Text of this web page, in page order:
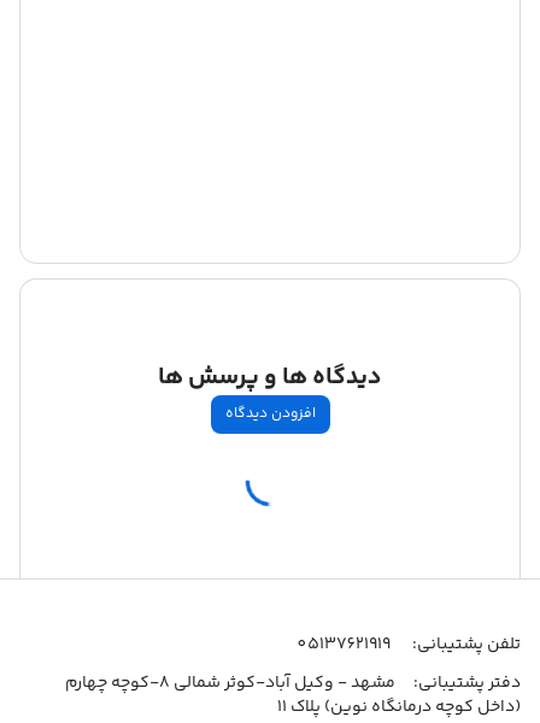
دیدگاه ها و پرسش ها
افزودن دیدگاه
اطلاعات تماس
تلفن پشتیبانی:
05137621919
دفتر پشتیبانی:
مشهد - وکیل آباد-کوثر شمالی 8-کوچه چهارم
(داخل کوچه درمانگاه نوین) پلاک 11